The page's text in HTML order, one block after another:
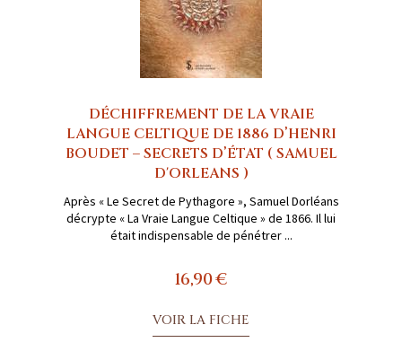
DÉCHIFFREMENT DE LA VRAIE
LANGUE CELTIQUE DE 1886 D’HENRI
BOUDET – SECRETS D’ÉTAT ( SAMUEL
D'ORLEANS )
Après « Le Secret de Pythagore », Samuel Dorléans
décrypte « La Vraie Langue Celtique » de 1866. Il lui
était indispensable de pénétrer ...
16,90 €
VOIR LA FICHE